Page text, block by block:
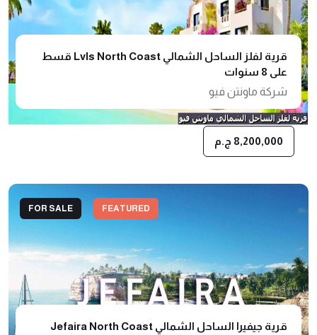
8,200,000 ج.م
قرية لفلز الساحل الشمالي Lvls North Coast قسط
على 8 سنوات
شركة ماونتن فيو
FEATURED
FOR SALE
قرية جيفيرا الساحل الشمالي Jefaira North Coast